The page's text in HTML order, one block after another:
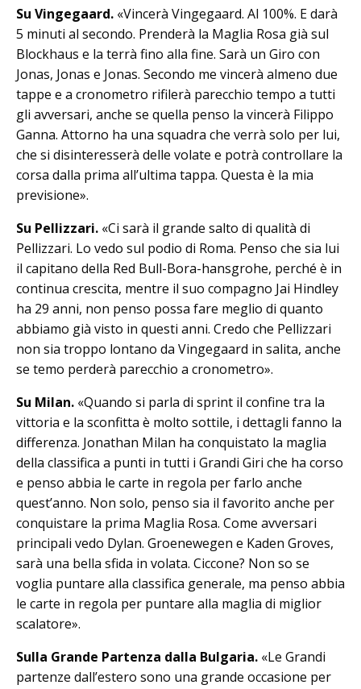
Su Vingegaard. «Vincerà Vingegaard. Al 100%. E darà
5 minuti al secondo. Prenderà la Maglia Rosa già sul
Blockhaus e la terrà fino alla fine. Sarà un Giro con
Jonas, Jonas e Jonas. Secondo me vincerà almeno due
tappe e a cronometro rifilerà parecchio tempo a tutti
gli avversari, anche se quella penso la vincerà Filippo
Ganna. Attorno ha una squadra che verrà solo per lui,
che si disinteresserà delle volate e potrà controllare la
corsa dalla prima all’ultima tappa. Questa è la mia
previsione».
Su Pellizzari. «Ci sarà il grande salto di qualità di
Pellizzari. Lo vedo sul podio di Roma. Penso che sia lui
il capitano della Red Bull-Bora-hansgrohe, perché è in
continua crescita, mentre il suo compagno Jai Hindley
ha 29 anni, non penso possa fare meglio di quanto
abbiamo già visto in questi anni. Credo che Pellizzari
non sia troppo lontano da Vingegaard in salita, anche
se temo perderà parecchio a cronometro».
Su Milan. «Quando si parla di sprint il confine tra la
vittoria e la sconfitta è molto sottile, i dettagli fanno la
differenza. Jonathan Milan ha conquistato la maglia
della classifica a punti in tutti i Grandi Giri che ha corso
e penso abbia le carte in regola per farlo anche
quest’anno. Non solo, penso sia il favorito anche per
conquistare la prima Maglia Rosa. Come avversari
principali vedo Dylan. Groenewegen e Kaden Groves,
sarà una bella sfida in volata. Ciccone? Non so se
voglia puntare alla classifica generale, ma penso abbia
le carte in regola per puntare alla maglia di miglior
scalatore».
Sulla Grande Partenza dalla Bulgaria. «Le Grandi
partenze dall’estero sono una grande occasione per